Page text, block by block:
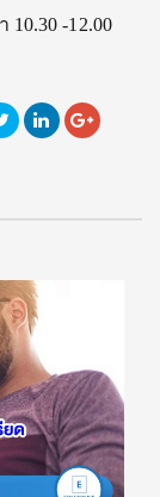
10.30 -12.00